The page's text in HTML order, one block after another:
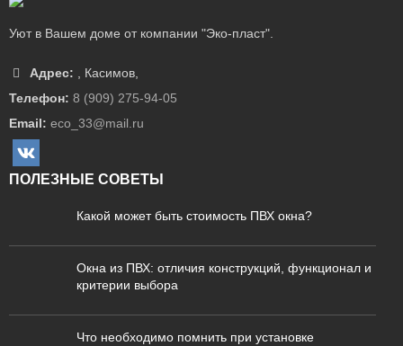
Уют в Вашем доме от компании "Эко-пласт".
Адрес: Касимов
Телефон: 8 (909) 275-94-05
Email: eco_33@mail.ru
ПОЛЕЗНЫЕ СОВЕТЫ
Какой может быть стоимость ПВХ окна?
Окна из ПВХ: отличия конструкций, функционал и
критерии выбора
Что необходимо помнить при установке